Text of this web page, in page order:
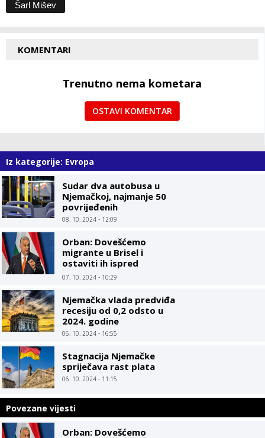
Šarl Mišev
KOMENTARI
Trenutno nema kometara
OSTAVI KOMENTAR
Iz kategorije: Evropa
Sudar dva autobusa u
Njemačkoj, najmanje 50
povrijeđenih
08. 10. 2024 - 12:09
Orban: Dovešćemo
migrante u Brisel i
ostaviti ih ispred
kancelarija EU
07. 10. 2024 - 10:29
Njemačka vlada predviđa
recesiju od 0,2 odsto u
2024. godine
06. 10. 2024 - 16:55
Stagnacija Njemačke
spriječava rast plata
06. 10. 2024 - 11:15
Povezane vijesti
Orban: Dovešćemo